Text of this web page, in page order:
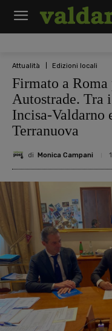
Attualità Edizioni locali
Firmato a
Autostrade. Tra
Incisa-Valdarno
Terranuova
di Monica Campani